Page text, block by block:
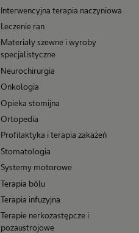
Interwencyjna terapia naczyniowa
Leczenie ran
Materiały szewne i wyroby
specjalistyczne
Neurochirurgia
Onkologia
Opieka stomijna
Ortopedia
Profilaktyka i terapia zakażeń
Stomatologia
Systemy motorowe
Terapia bólu
Terapia infuzyjna
Terapie nerkozastępcze i
pozaustrojowe